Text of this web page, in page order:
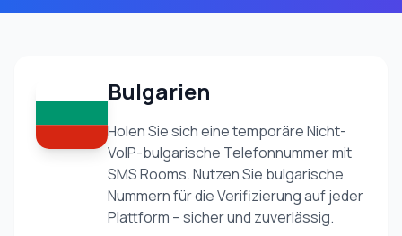
Bulgarien
Holen Sie sich eine temporäre Nicht-
VoIP-bulgarische Telefonnummer mit
SMS Rooms. Nutzen Sie bulgarische
Nummern für die Verifizierung auf jeder
Plattform – sicher und zuverlässig.